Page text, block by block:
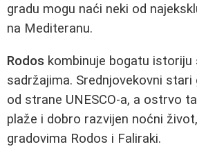
gradu mogu naći neki od
na Mediteranu.
Rodos kombinuje bogatu istoriju
sadržajima. Srednjovekovni
od strane UNESCO-a, a ostrvo
plaže i dobro razvijen noćni
gradovima Rodos i Faliraki.